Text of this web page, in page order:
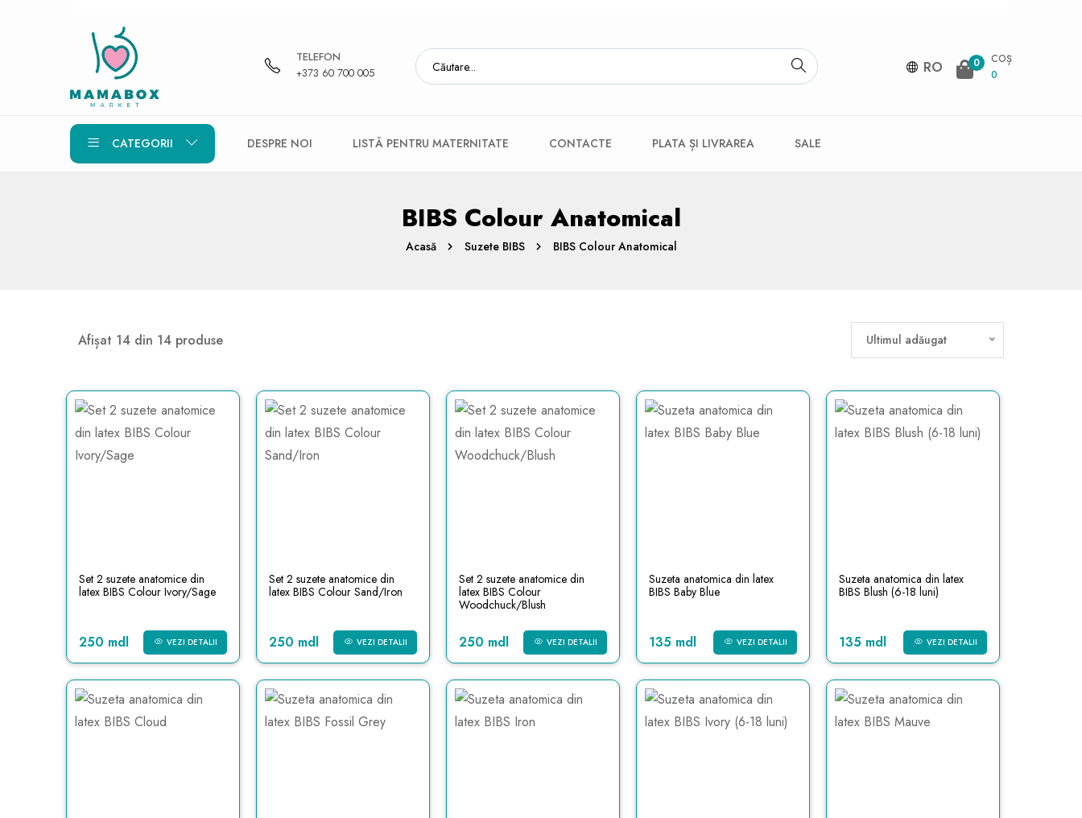
TELEFON
+373 60 700 005
RO 0
COȘ
0
CATEGORII DESPRE NOI LISTĂ PENTRU MATERNITATE CONTACTE PLATA ȘI LIVRAREA SALE
BIBS Colour Anatomical
Acasă Suzete BIBS BIBS Colour Anatomical
Afișat 14 din 14 produse Ultimul adăugat
Set 2 suzete anatomice din
latex BIBS Colour Ivory/Sage
250 mdl VEZI DETALII
Set 2 suzete anatomice din
latex BIBS Colour Sand/Iron
250 mdl VEZI DETALII
Set 2 suzete anatomice din
latex BIBS Colour
Woodchuck/Blush
250 mdl VEZI DETALII
Suzeta anatomica din latex
BIBS Baby Blue
135 mdl VEZI DETALII
Suzeta anatomica din latex
BIBS Blush (6-18 luni)
135 mdl VEZI DETALII